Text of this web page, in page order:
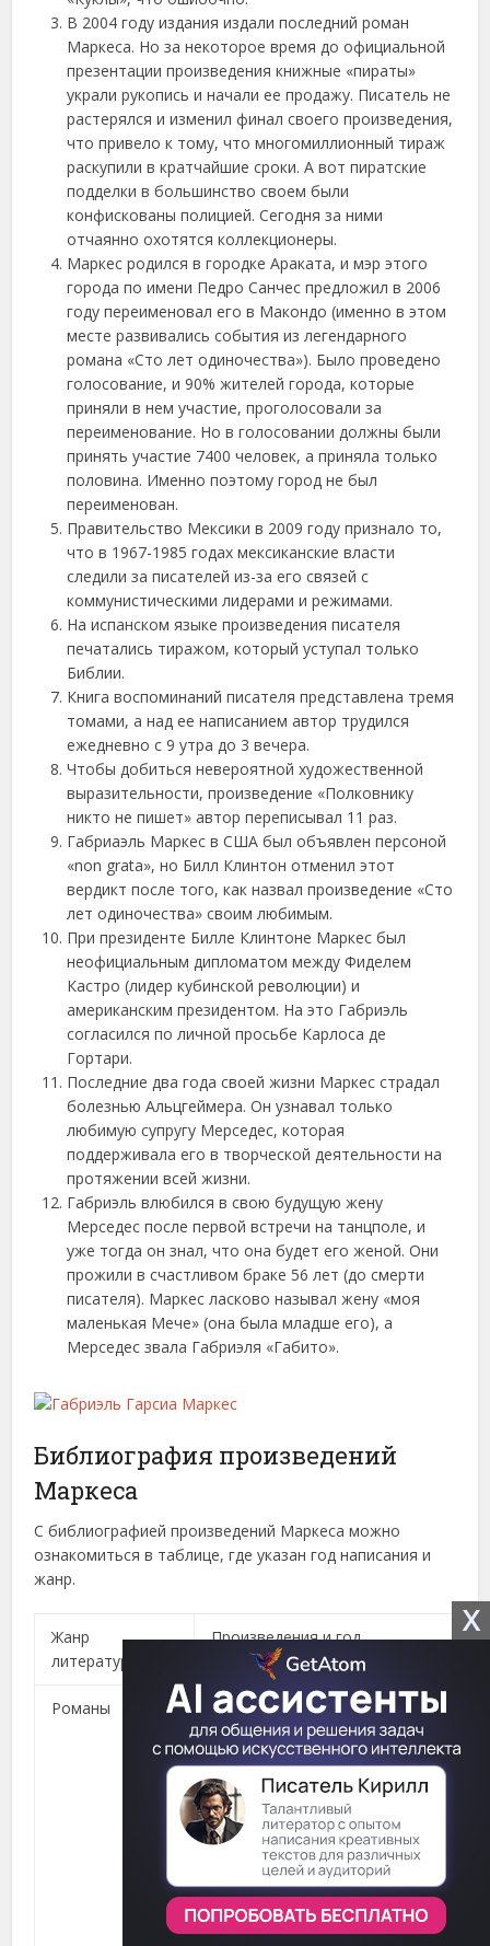
В 2004 году издания издали последний роман
Маркеса. Но за некоторое время до официальной
презентации произведения книжные «пираты»
украли рукопись и начали ее продажу. Писатель не
растерялся и изменил финал своего произведения,
что привело к тому, что многомиллионный тираж
раскупили в кратчайшие сроки. А вот пиратские
подделки в большинство своем были
конфискованы полицией. Сегодня за ними
отчаянно охотятся коллекционеры.
Маркес родился в городке Араката, и мэр этого
города по имени Педро Санчес предложил в 2006
году переименовал его в Макондо (именно в этом
месте развивались события из легендарного
романа «Сто лет одиночества»). Было проведено
голосование, и 90% жителей города, которые
приняли в нем участие, проголосовали за
переименование. Но в голосовании должны были
принять участие 7400 человек, а приняла только
половина. Именно поэтому город не был
переименован.
Правительство Мексики в 2009 году признало то,
что в 1967-1985 годах мексиканские власти
следили за писателей из-за его связей с
коммунистическими лидерами и режимами.
На испанском языке произведения писателя
печатались тиражом, который уступал только
Библии.
Книга воспоминаний писателя представлена тремя
томами, а над ее написанием автор трудился
ежедневно с 9 утра до 3 вечера.
Чтобы добиться невероятной художественной
выразительности, произведение «Полковнику
никто не пишет» автор переписывал 11 раз.
Габриаэль Маркес в США был объявлен персоной
«non grata», но Билл Клинтон отменил этот
вердикт после того, как назвал произведение «Сто
лет одиночества» своим любимым.
При президенте Билле Клинтоне Маркес был
неофициальным дипломатом между Фиделем
Кастро (лидер кубинской революции) и
американским президентом. На это Габриэль
согласился по личной просьбе Карлоса де
Гортари.
Последние два года своей жизни Маркес страдал
болезнью Альцгеймера. Он узнавал только
любимую супругу Мерседес, которая
поддерживала его в творческой деятельности на
протяжении всей жизни.
Габриэль влюбился в свою будущую жену
Мерседес после первой встречи на танцполе, и
уже тогда он знал, что она будет его женой. Они
прожили в счастливом браке 56 лет (до смерти
писателя). Маркес ласково называл жену «моя
маленькая Мече» (она была младше его), а
Мерседес звала Габриэля «Габито».
Библиография произведений
Маркеса
С библиографией произведений Маркеса можно
ознакомиться в таблице, где указан год написания и
жанр.
Жанр
литературы
Произведения и год
написания
Романы «Недобрый час», 1959;
«Проклятое время», 1962;
«Сто лет одиночества», 1967;
«Осень патриарха», 1975;
«Любовь во время холеры»,
1985;
X